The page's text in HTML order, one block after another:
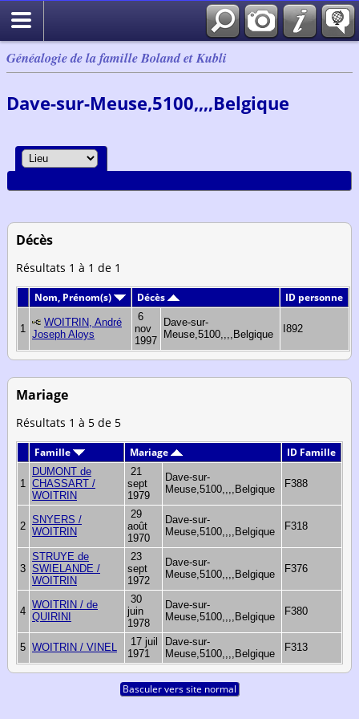
Généalogie de la famille Boland et Kubli
Dave-sur-Meuse,5100,,,,Belgique
Décès
Résultats 1 à 1 de 1
Nom, Prénom(s) Décès ID personne
1
WOITRIN, André
Joseph Aloys
6
nov
1997
Dave-sur-
Meuse,5100,,,,Belgique
I892
Mariage
Résultats 1 à 5 de 5
Famille Mariage ID Famille
1
DUMONT de
CHASSART /
WOITRIN
21
sept
1979
Dave-sur-
Meuse,5100,,,,Belgique
F388
2
SNYERS /
WOITRIN
29
août
1970
Dave-sur-
Meuse,5100,,,,Belgique
F318
3
STRUYE de
SWIELANDE /
WOITRIN
23
sept
1972
Dave-sur-
Meuse,5100,,,,Belgique
F376
4
WOITRIN / de
QUIRINI
30
juin
1978
Dave-sur-
Meuse,5100,,,,Belgique
F380
5 WOITRIN / VINEL
17 juil
1971
Dave-sur-
Meuse,5100,,,,Belgique
F313
Basculer vers site normal